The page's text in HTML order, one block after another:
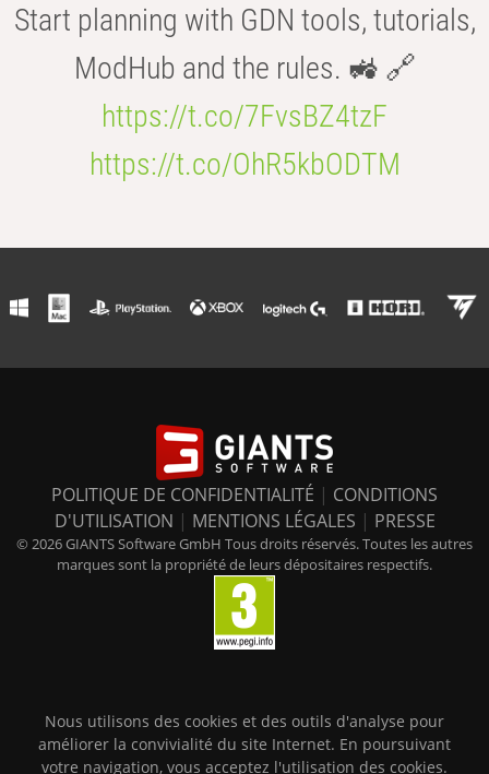
Start planning with GDN tools, tutorials,
ModHub and the rules. 🚜 🔗
https://t.co/7FvsBZ4tzF
https://t.co/OhR5kbODTM
POLITIQUE DE CONFIDENTIALITÉ | CONDITIONS
D'UTILISATION | MENTIONS LÉGALES | PRESSE
© 2026 GIANTS Software GmbH Tous droits réservés. Toutes les autres
marques sont la propriété de leurs dépositaires respectifs.
Nous utilisons des cookies et des outils d'analyse pour
améliorer la convivialité du site Internet. En poursuivant
votre navigation, vous acceptez l'utilisation des cookies.